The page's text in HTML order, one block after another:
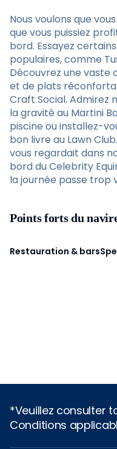
Nous voulons que
que vous puissiez
bord. Essayez
populaires, comme
Découvrez une vaste
et de plats
Craft Social. Admirez
la gravité au Martini
piscine ou installez-
bon livre au Lawn
vous regardait dans
bord du Celebrity
la journée passe trop
Points forts du
Restauration & bars
*Veuillez consulter
Conditions